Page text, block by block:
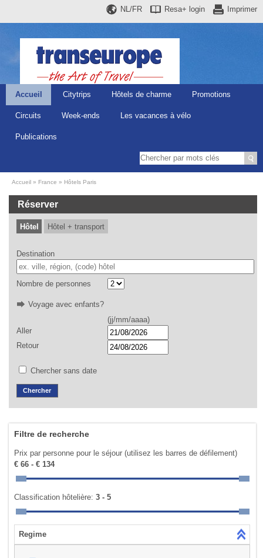
Imprimer
Resa+ login
NL/FR
Accueil Citytrips Hôtels de charme Promotions
Circuits Week-ends Les vacances à vélo
Publications
Accueil France Hôtels Paris
Réserver
Hôtel Hôtel + transport
Destination
Nombre de personnes
Voyage avec enfants?
(jj/mm/aaaa)
Aller
Retour
Chercher sans date
Filtre de recherche
Prix par personne pour le séjour (utilisez les barres de défilement)
€ 66 - € 134
Classification hôtelière:3 - 5
Regime